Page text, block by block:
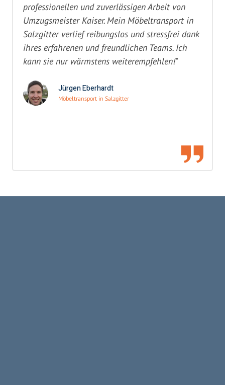
professionellen und zuverlässigen Arbeit von
Umzugsmeister Kaiser. Mein Möbeltransport in
Salzgitter verlief reibungslos und stressfrei dank
ihres erfahrenen und freundlichen Teams. Ich
kann sie nur wärmstens weiterempfehlen!"
Jürgen Eberhardt
Möbeltransport in Salzgitter